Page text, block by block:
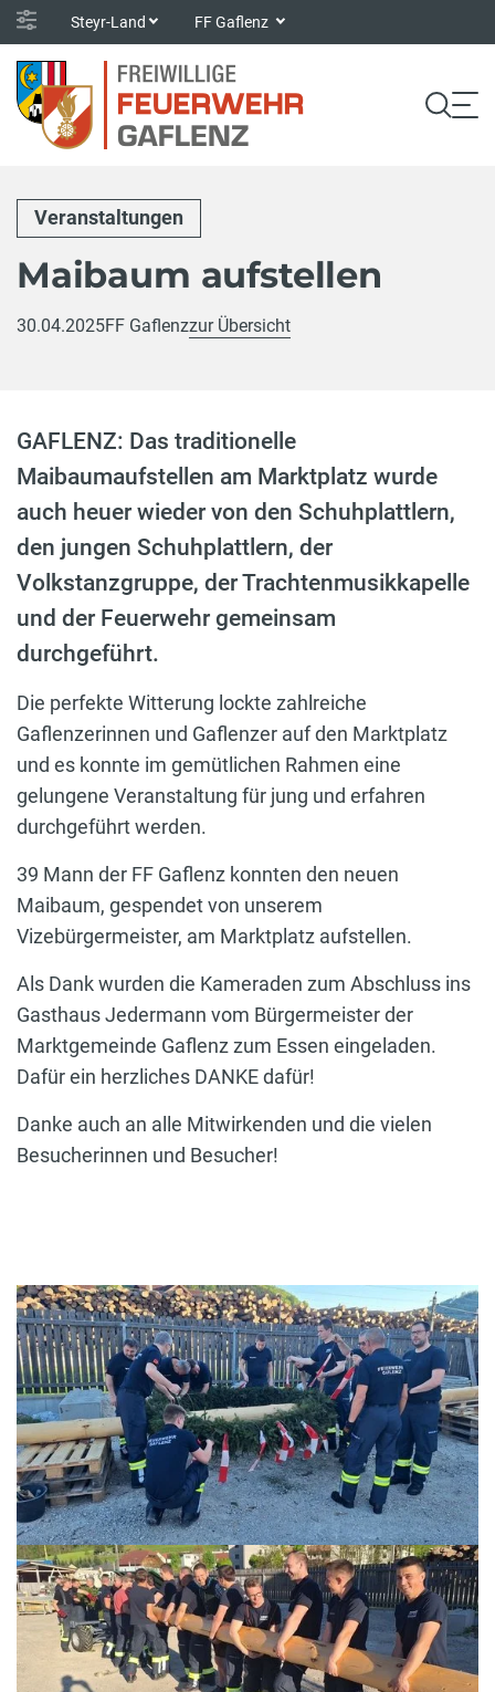
Steyr-Land FF Gaflenz
Veranstaltungen
Maibaum aufstellen
30.04.2025FF Gaflenzzur Übersicht
GAFLENZ: Das traditionelle
Maibaumaufstellen am Marktplatz wurde
auch heuer wieder von den Schuhplattlern,
den jungen Schuhplattlern, der
Volkstanzgruppe, der Trachtenmusikkapelle
und der Feuerwehr gemeinsam
durchgeführt.
Die perfekte Witterung lockte zahlreiche
Gaflenzerinnen und Gaflenzer auf den Marktplatz
und es konnte im gemütlichen Rahmen eine
gelungene Veranstaltung für jung und erfahren
durchgeführt werden.
39 Mann der FF Gaflenz konnten den neuen
Maibaum, gespendet von unserem
Vizebürgermeister, am Marktplatz aufstellen.
Als Dank wurden die Kameraden zum Abschluss ins
Gasthaus Jedermann vom Bürgermeister der
Marktgemeinde Gaflenz zum Essen eingeladen.
Dafür ein herzliches DANKE dafür!
Danke auch an alle Mitwirkenden und die vielen
Besucherinnen und Besucher!